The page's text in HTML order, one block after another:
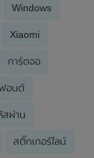
Windows
Xiaomi
การ์ดจอ
ฟอนต์
สผ่าน
สติ๊กเกอร์ไลน์